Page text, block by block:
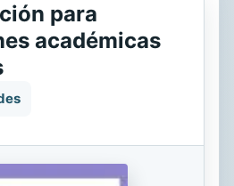
para
académicas